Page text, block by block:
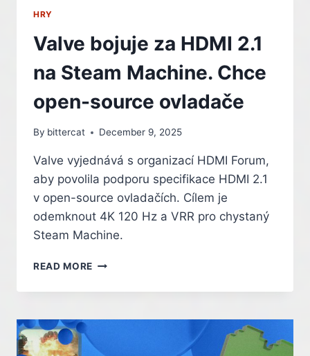
HRY
Valve bojuje za HDMI 2.1
na Steam Machine. Chce
open-source ovladače
By bittercat December 9, 2025
Valve vyjednává s organizací HDMI Forum,
aby povolila podporu specifikace HDMI 2.1
v open-source ovladačích. Cílem je
odemknout 4K 120 Hz a VRR pro chystaný
Steam Machine.
READ MORE VALVE
ZA
2.1
STEAM